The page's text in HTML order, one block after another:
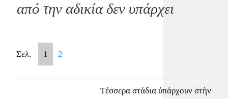
από την αδικία δεν υπάρχει
Σελ. 1 2
Τέσσερα στάδια ὑπάρχουν στὴν